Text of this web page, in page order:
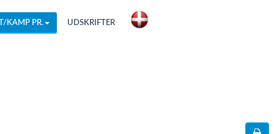
KAMP PR. UDSKRIFTER